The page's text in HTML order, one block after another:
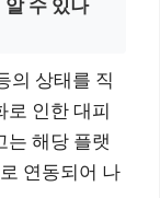
의 상태를 직
로 인한 대피
는 해당 플랫
연동되어 나